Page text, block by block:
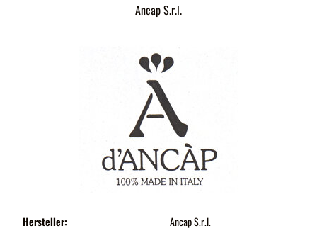
Ancap S.r.l.
Hersteller:
Ancap S.r.l.